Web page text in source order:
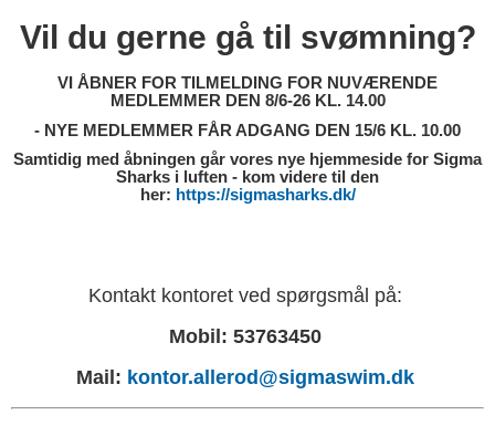
Vil du gerne gå til svømning?
VI ÅBNER FOR TILMELDING FOR NUVÆRENDE
MEDLEMMER DEN 8/6-26 KL. 14.00
- NYE MEDLEMMER FÅR ADGANG DEN 15/6 KL. 10.00
Samtidig med åbningen går vores nye hjemmeside for Sigma
Sharks i luften - kom videre til den
her: https://sigmasharks.dk/
Kontakt kontoret ved spørgsmål på:
Mobil: 53763450
Mail: kontor.allerod@sigmaswim.dk